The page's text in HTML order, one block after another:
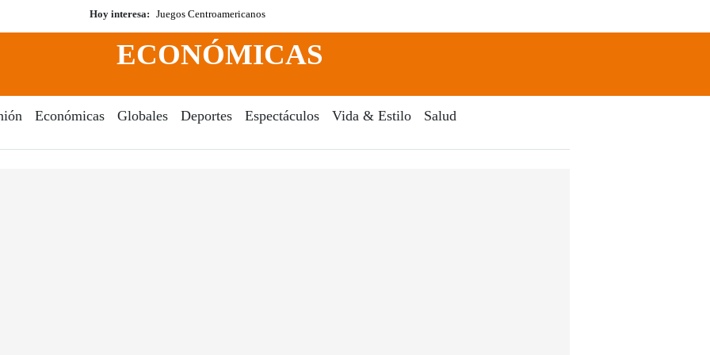
Hoy interesa: Juegos Centroamericanos
Search
ECONÓMICAS
Económicas Globales Deportes Espectáculos Vida & Estilo Salud